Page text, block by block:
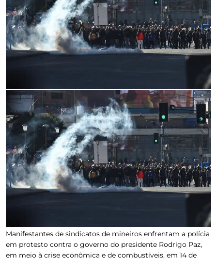
Manifestantes de sindicatos de mineiros enfrentam a polícia
em protesto contra o governo do presidente Rodrigo Paz,
em meio à crise econômica e de combustíveis, em 14 de